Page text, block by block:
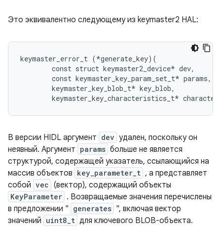
Это эквивалентно следующему из keymaster2 HAL:
keymaster_error_t (*generate_key)(
        const struct keymaster2_device* dev,
        const keymaster_key_param_set_t* params,
        keymaster_key_blob_t* key_blob,
В версии HIDL аргумент dev удален, поскольку он
неявный. Аргумент params больше не является
структурой, содержащей указатель, ссылающийся на
массив объектов key_parameter_t , а представляет
собой vec (вектор), содержащий объекты
KeyParameter . Возвращаемые значения перечислены
в предложении " generates ", включая вектор
значений uint8_t для ключевого BLOB-объекта.